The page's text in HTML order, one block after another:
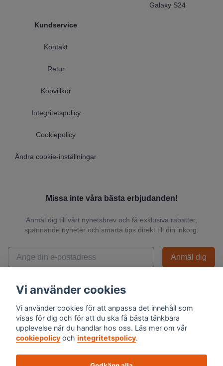
Kundservice
Kontakt
Retur
Köpvillkor
Integritetspolicy
Cookiepolicy
Ändra cookie-inställningar
Galaxy S24
Missa inte våra bästa erbjudanden!
Anmäl dig till vårt nyhetsbrev och få exklusiva rabatter,
spännande nyheter och smarta tips direkt till din inkorg.
Anmäl dig
prenumerationen.
Vi använder cookies
Vi använder cookies för att anpassa det innehåll som
visas för dig och för att du ska få bästa tänkbara
upplevelse när du handlar hos oss. Läs mer om vår
cookiepolicy och integritetspolicy.